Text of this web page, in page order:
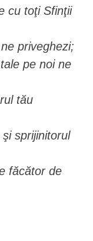
cu toţi Sfinţii
priveghezi;
pe noi ne
tău
sprijinitorul
făcător de